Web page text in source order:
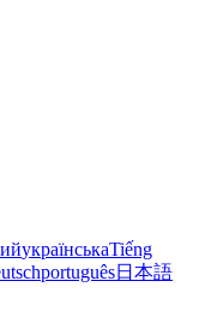
українськаTiếng
português日本語